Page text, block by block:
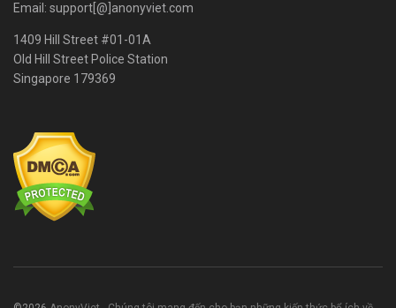
Email: support[@]anonyviet.com
1409 Hill Street #01-01A
Old Hill Street Police Station
Singapore 179369